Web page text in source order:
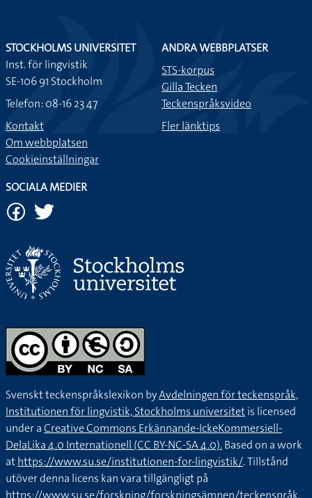
STOCKHOLMS UNIVERSITET
Inst. för lingvistik
SE-106 91 Stockholm
Telefon: 08-16 23 47
Kontakt
Om webbplatsen
Cookieinställningar
ANDRA WEBBPLATSER
STS-korpus
Gilla Tecken
Teckenspråksvideo
Fler länktips
SOCIALA MEDIER
Svenskt teckenspråkslexikon byAvdelningen för teckenspråk,
Institutionen för lingvistik, Stockholms universitetis licensed
under aCreative Commons Erkännande-IckeKommersiell-
DelaLika 4.0 Internationell (CC BY-NC-SA 4.0).Based on a work
athttps://www.su.se/institutionen-for-lingvistik/. Tillstånd
utöver denna licens kan vara tillgängligt på
https://www.su.se/forskning/forskningsämnen/teckenspråk.